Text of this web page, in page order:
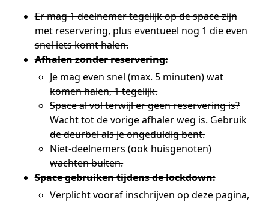
Er mag 1 deelnemer tegelijk op de space zijn
met reservering, plus eventueel nog 1 die even
snel iets komt halen.
Afhalen zonder reservering:
Je mag even snel (max. 5 minuten) wat
komen halen, 1 tegelijk.
Space al vol terwijl er geen reservering is?
Wacht tot de vorige afhaler weg is. Gebruik
de deurbel als je ongeduldig bent.
Niet-deelnemers (ook huisgenoten)
wachten buiten.
Space gebruiken tijdens de lockdown:
Verplicht vooraf inschrijven op deze pagina,